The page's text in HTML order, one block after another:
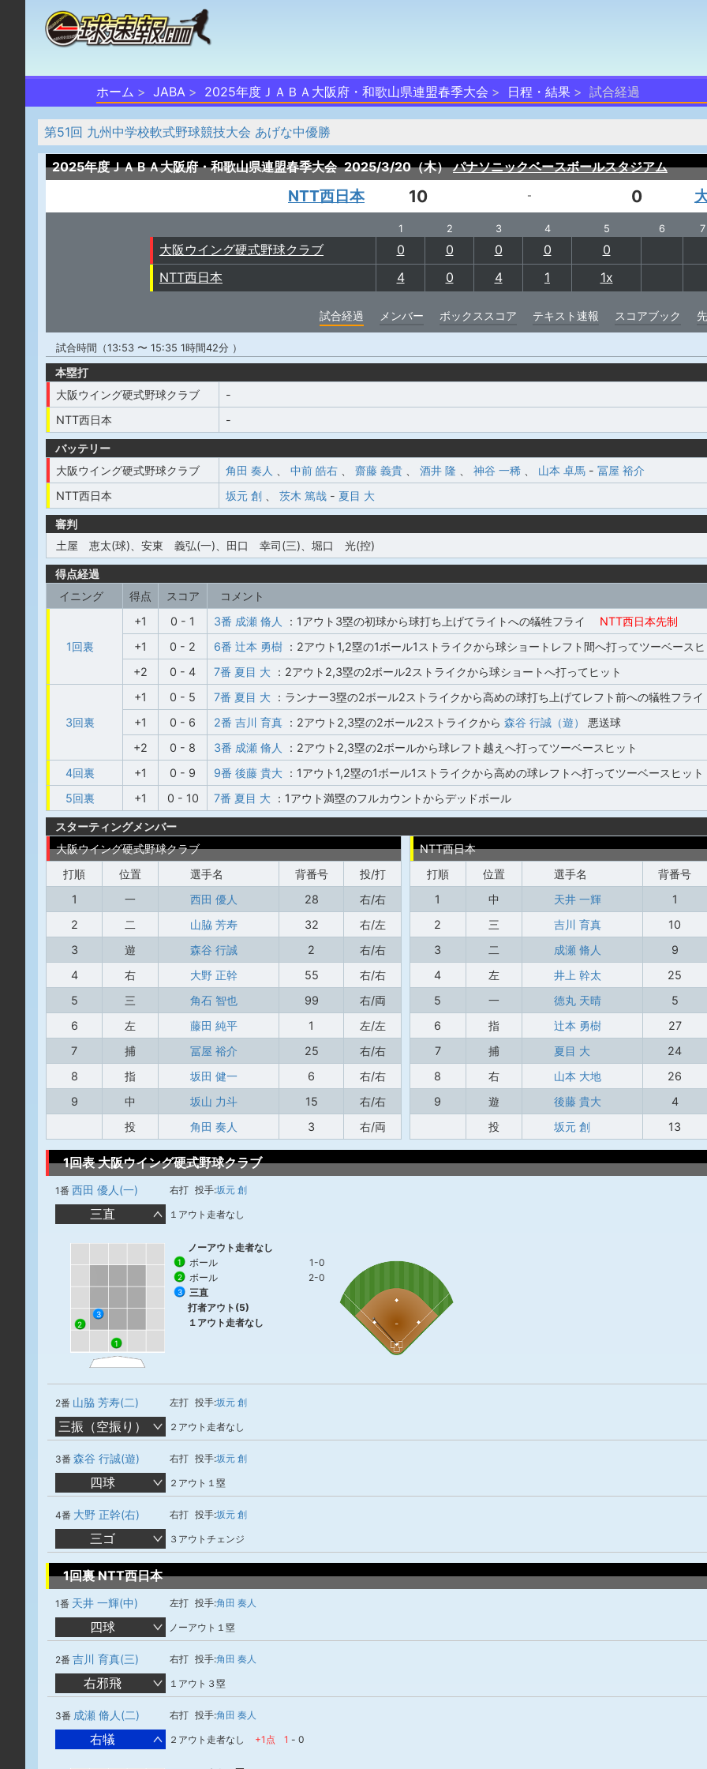
ホーム JABA 2025年度ＪＡＢＡ大阪府・和歌山県連盟春季大会 日程・結果 試合経過
第51回 九州中学校軟式野球競技大会 あげな中優勝
2025年度ＪＡＢＡ大阪府・和歌山県連盟春季大会 2025/3/20（木） パナソニックベースボールスタジアム
NTT西日本 10 - 0
1 2 3 4 5 6 7
大阪ウイング硬式野球クラブ 0 0 0 0
0
NTT西日本
4 0 4 1 1x
試合経過 メンバー ボックススコア テキスト速報 スコアブック
試合時間（13:53 〜 15:35 1時間42分 ）
本塁打
大阪ウイング硬式野球クラブ
-
NTT西日本
-
バッテリー
大阪ウイング硬式野球クラブ
角田 奏人 中前 皓右 齋藤 義貴 酒井 隆 神谷 一稀 山本 卓馬 - 冨屋 裕介
NTT西日本
坂元 創 茨木 篤哉 - 夏目 大
審判
土屋 恵太(球)、安東 義弘(一)、田口 幸司(三)、堀口 光(控)
得点経過
イニング
得点 スコア コメント
1回裏
+1 0 - 1 3番 成瀬 脩人 ：1アウト3塁の初球から球打ち上げてライトへの犠牲フライ
NTT西日本先制
+1
0 - 2 6番 辻本 勇樹 ：2アウト1,2塁の1ボール1ストライクから球ショートレフト間へ打ってツーベース
+2
0 - 4 7番 夏目 大 ：2アウト2,3塁の2ボール2ストライクから球ショートへ打ってヒット
3回裏
+1 0 - 5 7番 夏目 大 ：ランナー3塁の2ボール2ストライクから高めの球打ち上げてレフト前への犠牲フライ
+1
0 - 6 2番 吉川 育真 ：2アウト2,3塁の2ボール2ストライクから 森谷 行誠（遊）
悪送球
+2
0 - 8 3番 成瀬 脩人
：2アウト2,3塁の2ボールから球レフト越えへ打ってツーベースヒット
4回裏
+1 0 - 9 9番 後藤 貴大 ：1アウト1,2塁の1ボール1ストライクから高めの球レフトへ打ってツーベースヒット
5回裏
+1 0 - 10 7番 夏目 大 ：1アウト満塁のフルカウントからデッドボール
スターティングメンバー
大阪ウイング硬式野球クラブ
打順
位置 選手名 背番号
投/打
1
一 西田 優人 28
右/右
2
二 山脇 芳寿 32
右/左
3
遊 森谷 行誠 2
右/右
4
右 大野 正幹 55
右/右
5
三 角石 智也 99
右/両
6
左 藤田 純平 1
左/左
7
捕 冨屋 裕介 25
右/右
8
指 坂田 健一 6
右/右
9
中 坂山 力斗 15
右/右
投
角田 奏人 3 右/両
NTT西日本
打順
位置 選手名
背番号
1
中 天井 一輝
1
2
三 吉川 育真
10
3
二 成瀬 脩人
9
4
左 井上 幹太
25
5
一 徳丸 天晴
5
6
指 辻本 勇樹
27
7
捕 夏目 大
24
8
右 山本 大地
26
9
遊 後藤 貴大
4
投
坂元 創 13
1回表 大阪ウイング硬式野球クラブ
1番 西田 優人(一) 右打 投手:坂元 創
三直 １アウト走者なし
1
2
3
ノーアウト走者なし
1 ボール 1-0
2 ボール 2-0
3
三直
打者アウト(5)
１アウト走者なし
2番 山脇 芳寿(二) 左打 投手:坂元 創
三振（空振り） ２アウト走者なし
3番 森谷 行誠(遊) 右打 投手:坂元 創
四球 ２アウト１塁
4番 大野 正幹(右) 右打 投手:坂元 創
三ゴ ３アウトチェンジ
1回裏 NTT西日本
1番 天井 一輝(中) 左打 投手:角田 奏人
四球 ノーアウト１塁
2番 吉川 育真(三) 右打 投手:角田 奏人
右邪飛 １アウト３塁
3番 成瀬 脩人(二) 右打 投手:角田 奏人
右犠 ２アウト走者なし +1点 1 - 0